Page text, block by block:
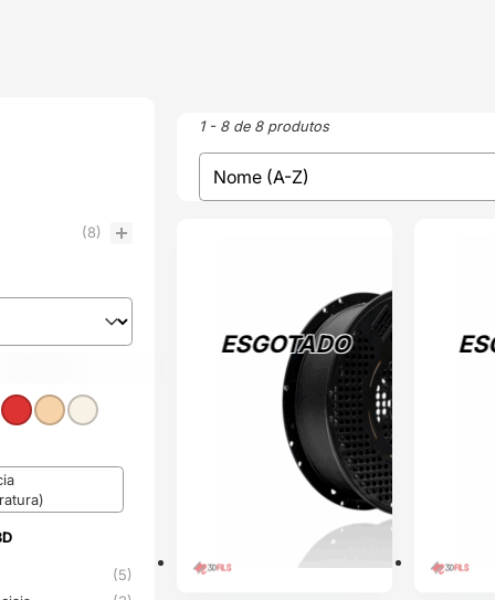
1 - 8 de 8 produtos
sort
Sort content
ESGOTADO
ESGOTADO
(8)
(5)